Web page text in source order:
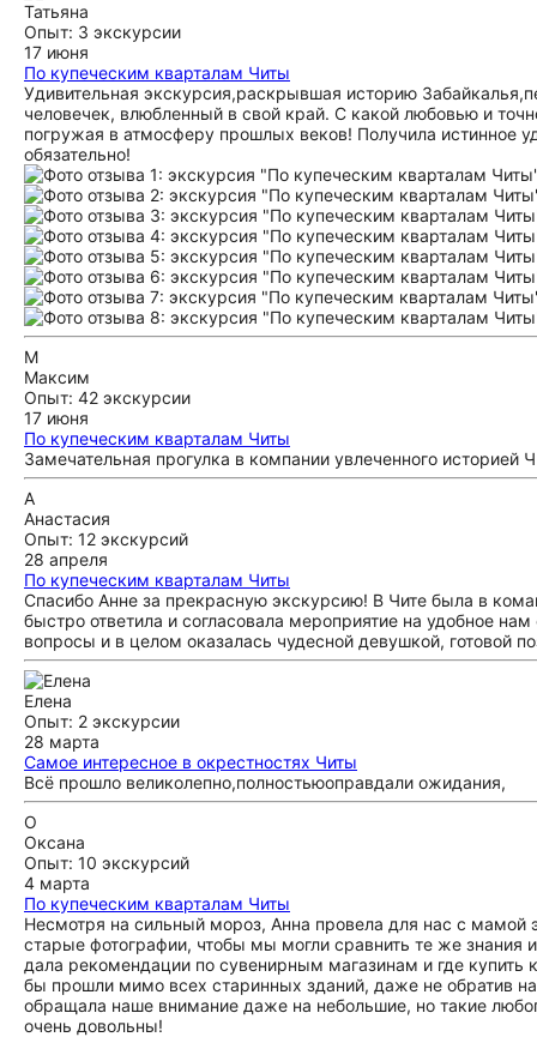
Татьяна
Опыт: 3 экскурсии
17 июня
По купеческим кварталам Читы
Удивительная экскурсия,раскрывшая историю
человечек, влюбленный в свой край. С какой любовью и
погружая в атмосферу прошлых веков! Получила истинное
обязательно!
М
Максим
Опыт: 42 экскурсии
17 июня
По купеческим кварталам Читы
Замечательная прогулка в компании увлеченного
А
Анастасия
Опыт: 12 экскурсий
28 апреля
По купеческим кварталам Читы
Спасибо Анне за прекрасную экскурсию! В Чите была в
быстро ответила и согласовала мероприятие на удобное
вопросы и в целом оказалась чудесной девушкой, готовой
Елена
Опыт: 2 экскурсии
28 марта
Самое интересное в окрестностях Читы
Всё прошло великолепно,полностьюоправдали ожидания,
О
Оксана
Опыт: 10 экскурсий
4 марта
По купеческим кварталам Читы
Несмотря на сильный мороз, Анна провела для нас с мамой
старые фотографии, чтобы мы могли сравнить те же
дала рекомендации по сувенирным магазинам и где
бы прошли мимо всех старинных зданий, даже не обратив
обращала наше внимание даже на небольшие, но такие
очень довольны!